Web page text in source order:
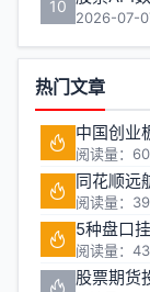
10
2026-07-
热门文章
中国创业
阅读量：
同花顺远
阅读量：
5种盘口
阅读量：
股票期货